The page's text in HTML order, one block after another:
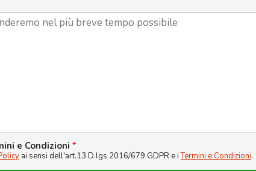
e Condizioni *
ai sensi dell'art.13 D.lgs 2016/679 GDPR e iTermini e Condizioni.